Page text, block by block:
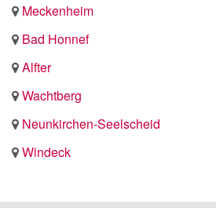
Meckenheim
Bad Honnef
Alfter
Wachtberg
Neunkirchen-Seelscheid
Windeck